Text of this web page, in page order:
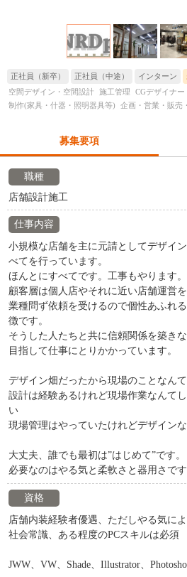
正社員（新卒） 正社員（中途） インターン
空間デザイン・空間設計 施工管理
CGデザイナ
制作(家具・什器・照明器具等)
企画・営業・販売
募集要項
職種
店舗設計施工
仕事内容
小規模な店舗を主に元請としてデザイ
べてを行っています。
ほんとにすべてです。工事もやります
顧客層は個人店やそれに近い店舗運営
業種問ず依頼を受けるので個性あふれ
徴です。
そうした人たちと共に信頼関係を築き
目指して仕事にとりかかっています。
デザイン畑だったから現場のことなん
設計は経験あるけれど現場作業なんて
い
現場管理はやっていたけれどデザイン
大丈夫、誰でも最初は”はじめて”です。
必要なのはやる気と柔軟さと器用さです
資格
店舗内装経験者優遇、ただしやる気に
社会常識、ある程度のPCスキルは必須
JWW、VW、Shade、Illustrator、